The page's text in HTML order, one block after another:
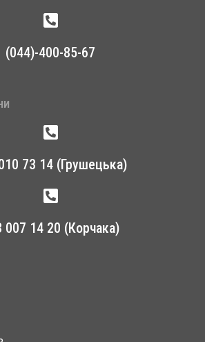
(044)-400-85-67
73 14 (Грушецька)
007 14 20 (Корчака)